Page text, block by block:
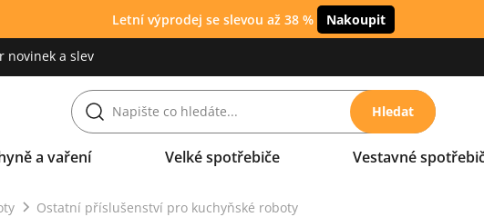
Letní výprodej se slevou až 38 % Nakoupit
novinek a slev
Hledat
a vaření Velké spotřebiče Vestavné
Ostatní příslušenství pro kuchyňské roboty